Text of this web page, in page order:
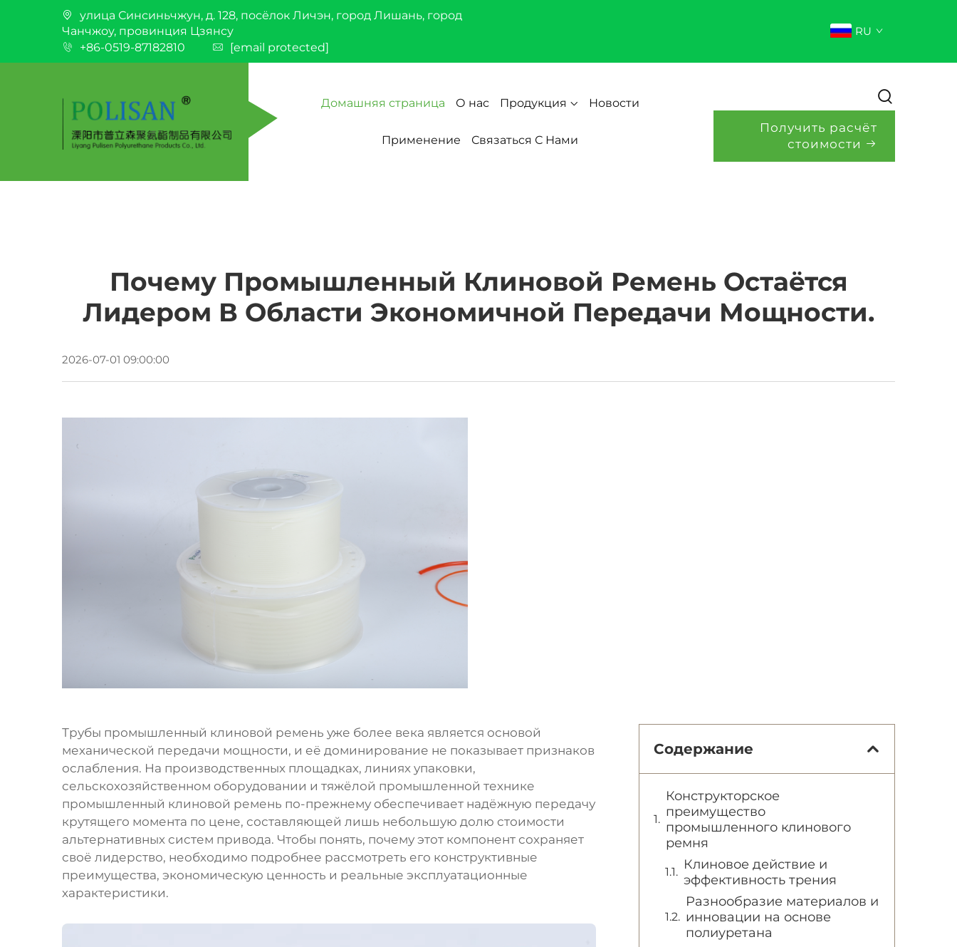
улица Синсиньчжун, д. 128, посёлок Личэн, город Лишань, город
Чанчжоу, провинция Цзянсу
+86-0519-87182810
[email protected]
RU
Домашняя страница О нас Продукция Новости
Применение Связаться С Нами
Получить расчёт
стоимости
Почему Промышленный Клиновой Ремень Остаётся
Лидером В Области Экономичной Передачи Мощности.
2026-07-01 09:00:00
Трубы промышленный клиновой ремень уже более века является основой
механической передачи мощности, и её доминирование не показывает признаков
ослабления. На производственных площадках, линиях упаковки,
сельскохозяйственном оборудовании и тяжёлой промышленной технике
промышленный клиновой ремень по-прежнему обеспечивает надёжную передачу
крутящего момента по цене, составляющей лишь небольшую долю стоимости
альтернативных систем привода. Чтобы понять, почему этот компонент сохраняет
своё лидерство, необходимо подробнее рассмотреть его конструктивные
преимущества, экономическую ценность и реальные эксплуатационные
характеристики.
Содержание
Конструкторское
преимущество
промышленного клинового
ремня
Клиновое действие и
эффективность трения
Разнообразие материалов и
инновации на основе
полиуретана